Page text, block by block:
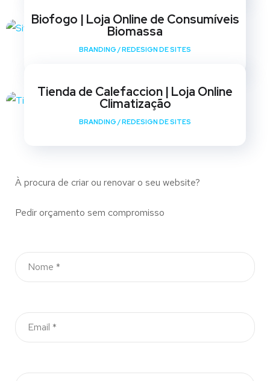
Biofogo | Loja Online de Consumíveis
Biomassa
BRANDING /REDESIGN DE SITES
Tienda de Calefaccion | Loja Online
Climatização
BRANDING /REDESIGN DE SITES
À procura de criar ou renovar o seu website?
Pedir orçamento sem compromisso